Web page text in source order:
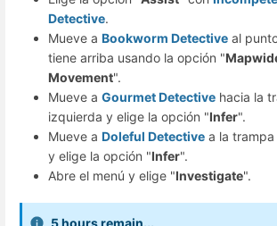
Detective.
Mueve a Bookworm Detective al
tiene arriba usando la opción "
Movement".
Mueve a Gourmet Detective hacia la
izquierda y elige la opción "Infer".
Mueve a Doleful Detective a la
y elige la opción "Infer".
Abre el menú y elige "Investigate".